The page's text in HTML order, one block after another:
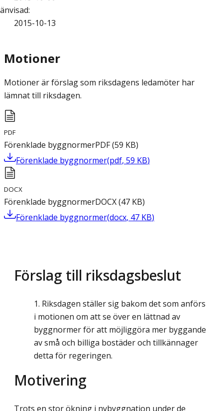
:
2015-10-13
Motioner
Motioner är förslag som riksdagens ledamöter har
lämnat till riksdagen.
PDF
Förenklade byggnormerPDF(59 KB)
Förenklade byggnormer(pdf, 59 KB)
DOCX
Förenklade byggnormerDOCX(47 KB)
Förenklade byggnormer(docx, 47 KB)
Förslag till riksdagsbeslut
Riksdagen ställer sig bakom det som anförs
i motionen om att se över en lättnad av
byggnormer för att möjliggöra mer byggande
av små och billiga bostäder och tillkännager
detta för regeringen.
Motivering
Trots en stor ökning i nybyggnation under de